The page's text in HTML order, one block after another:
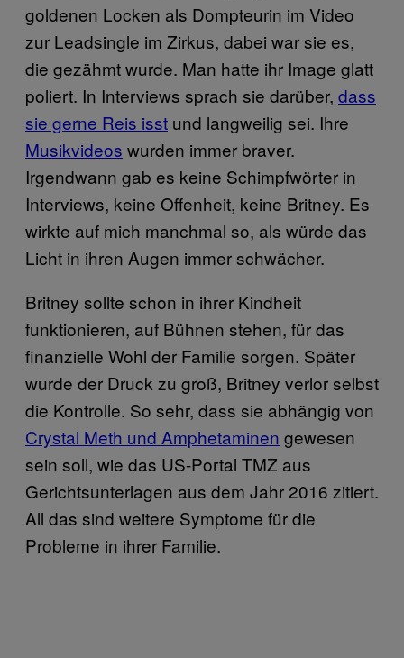
goldenen Locken als Dompteurin im Video
zur Leadsingle im Zirkus, dabei war sie es,
die gezähmt wurde. Man hatte ihr Image glatt
poliert. In Interviews sprach sie darüber, dass
sie gerne Reis isst und langweilig sei. Ihre
Musikvideos wurden immer braver.
Irgendwann gab es keine Schimpfwörter in
Interviews, keine Offenheit, keine Britney. Es
wirkte auf mich manchmal so, als würde das
Licht in ihren Augen immer schwächer.
Britney sollte schon in ihrer Kindheit
funktionieren, auf Bühnen stehen, für das
finanzielle Wohl der Familie sorgen. Später
wurde der Druck zu groß, Britney verlor selbst
die Kontrolle. So sehr, dass sie abhängig von
Crystal Meth und Amphetaminen gewesen
sein soll, wie das US-Portal TMZ aus
Gerichtsunterlagen aus dem Jahr 2016 zitiert.
All das sind weitere Symptome für die
Probleme in ihrer Familie.